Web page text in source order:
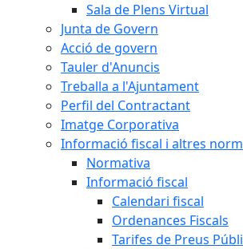
Sala de Plens Virtual
Junta de Govern
Acció de govern
Tauler d'Anuncis
Treballa a l'Ajuntament
Perfil del Contractant
Imatge Corporativa
Informació fiscal i altres
Normativa
Informació fiscal
Calendari fiscal
Ordenances Fiscals
Tarifes de Preus